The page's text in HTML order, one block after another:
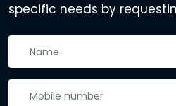
specific needs by